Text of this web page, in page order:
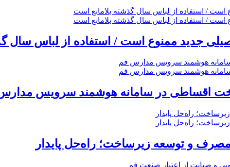
جدید ممنوع است / استفاده از لباس سال
اقساطی در سامانه هوشمند سرویس
و توسعه زیرساخت؛ راه‌حل پایدار